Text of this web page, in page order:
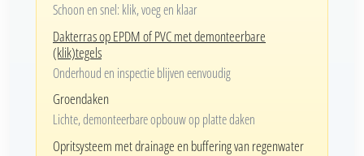
Schoon en snel: klik, voeg en klaar
Dakterras op EPDM of PVC met demonteerbare
(klik)tegels
Onderhoud en inspectie blijven eenvoudig
Groendaken
Lichte, demonteerbare opbouw op platte daken
Opritsysteem met drainage en buffering van regenwater